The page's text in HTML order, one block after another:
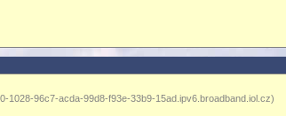
1028-96c7-acda-99d8-f93e-33b9-15ad.ipv6.broadband.iol.cz)